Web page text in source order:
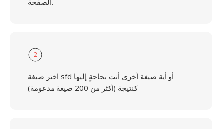
الصفحة.
2
اختر صيغة sfd أو أية صيغة أخرى أنت بحاجةٍ إليها
كنتيجة (أكثر من 200 صيغة مدعومة)